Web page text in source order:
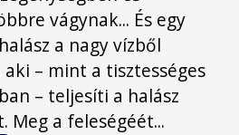
vágynak... És egy
a nagy vízből
– mint a tisztességes
– teljesíti a halász
Meg a feleségéét...